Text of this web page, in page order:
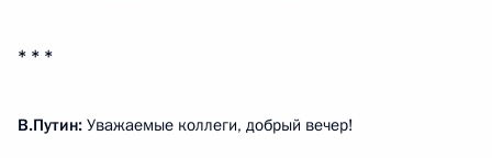
* * *
В.Путин: Уважаемые коллеги, добрый вечер!